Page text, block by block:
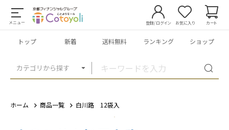
メニュー
カテゴリから探す
登録/ログイン お気に入り カート
トップ 新着 送料無料 ランキング ショップ
ホーム 商品一覧 白川路 12袋入